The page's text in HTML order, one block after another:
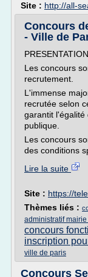
Site : http://all-
Concours
- Ville de
Les concours
recrutement.
L'immense
recrutée selon
garantit l'égalité
publique.
Les concours
des conditions
Lire la suite
Site : https://
Thèmes liés :
administratif
concours
inscription
ville de paris
Concours